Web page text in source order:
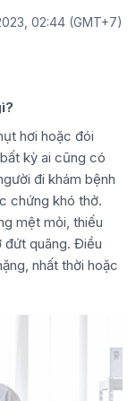
02:44 (GMT+7)
hơi hoặc đói
kỳ ai cũng có
đi khám bệnh
chứng khó thở.
mệt mỏi, thiếu
đứt quãng. Điều
nhất thời hoặc